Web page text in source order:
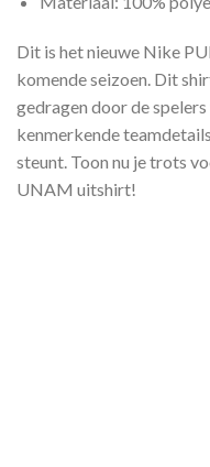
Dit is het nieuwe Nike
komende seizoen. Dit
gedragen door de
kenmerkende
steunt. Toon nu je trots
UNAM uitshirt!